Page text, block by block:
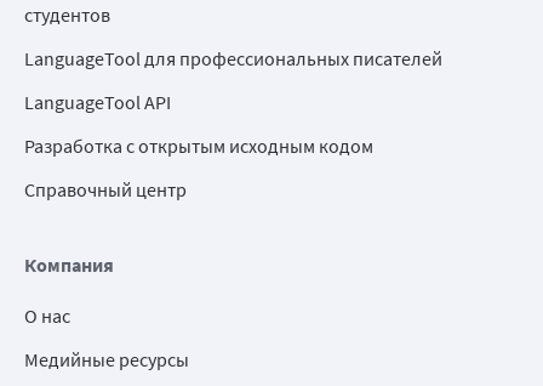
студентов
LanguageTool для профессиональных писателей
LanguageTool API
Разработка с открытым исходным кодом
Справочный центр
Компания
О нас
Медийные ресурсы